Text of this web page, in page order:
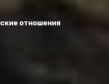
отношения